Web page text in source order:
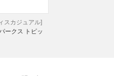
スカジュアル]
ークス トピッ